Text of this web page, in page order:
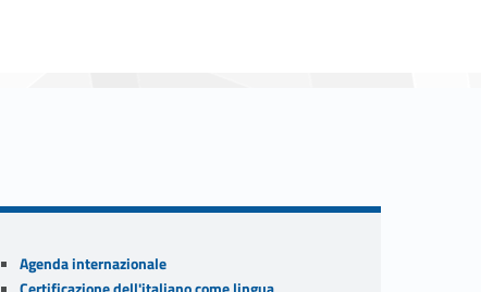
Sidebar
Agenda internazionale